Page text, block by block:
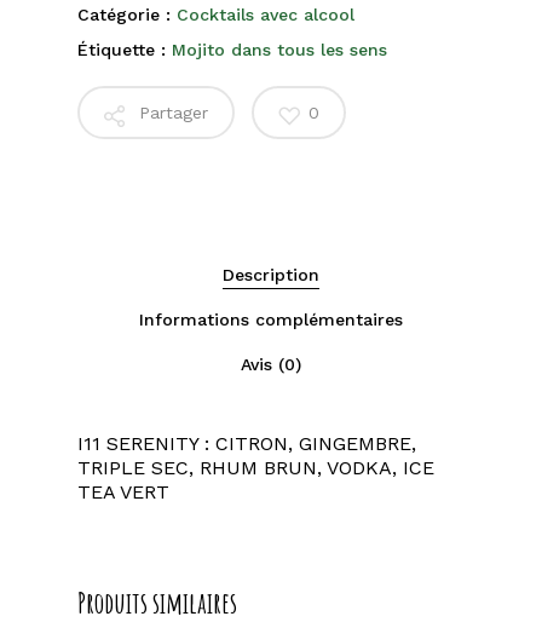
Catégorie : Cocktails avec alcool
Étiquette : Mojito dans tous les sens
Partager 0
Description
Informations complémentaires
Avis (0)
I11 SERENITY : CITRON, GINGEMBRE,
TRIPLE SEC, RHUM BRUN, VODKA, ICE
TEA VERT
Produits similaires